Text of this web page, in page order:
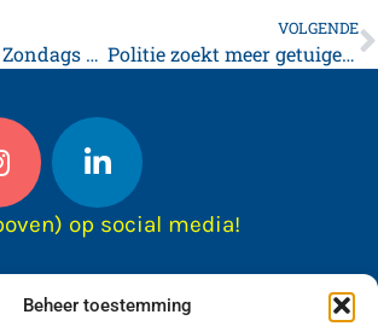
Beheer toestemming
C1000 Franeker Zondags open
VOLGENDE
Politie zoekt meer getuigen in moordzaak
op social media!